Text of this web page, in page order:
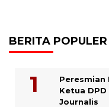
BERITA POPULER
Peresmian
Ketua
Journalis